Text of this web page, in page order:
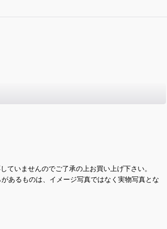
いませんのでご了承の上お買い上げ下さい。
あるものは、イメージ写真ではなく実物写真とな